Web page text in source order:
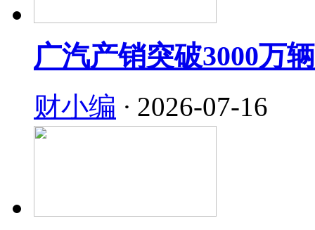
广汽产销突破3000万
财小编 · 2026-07-16